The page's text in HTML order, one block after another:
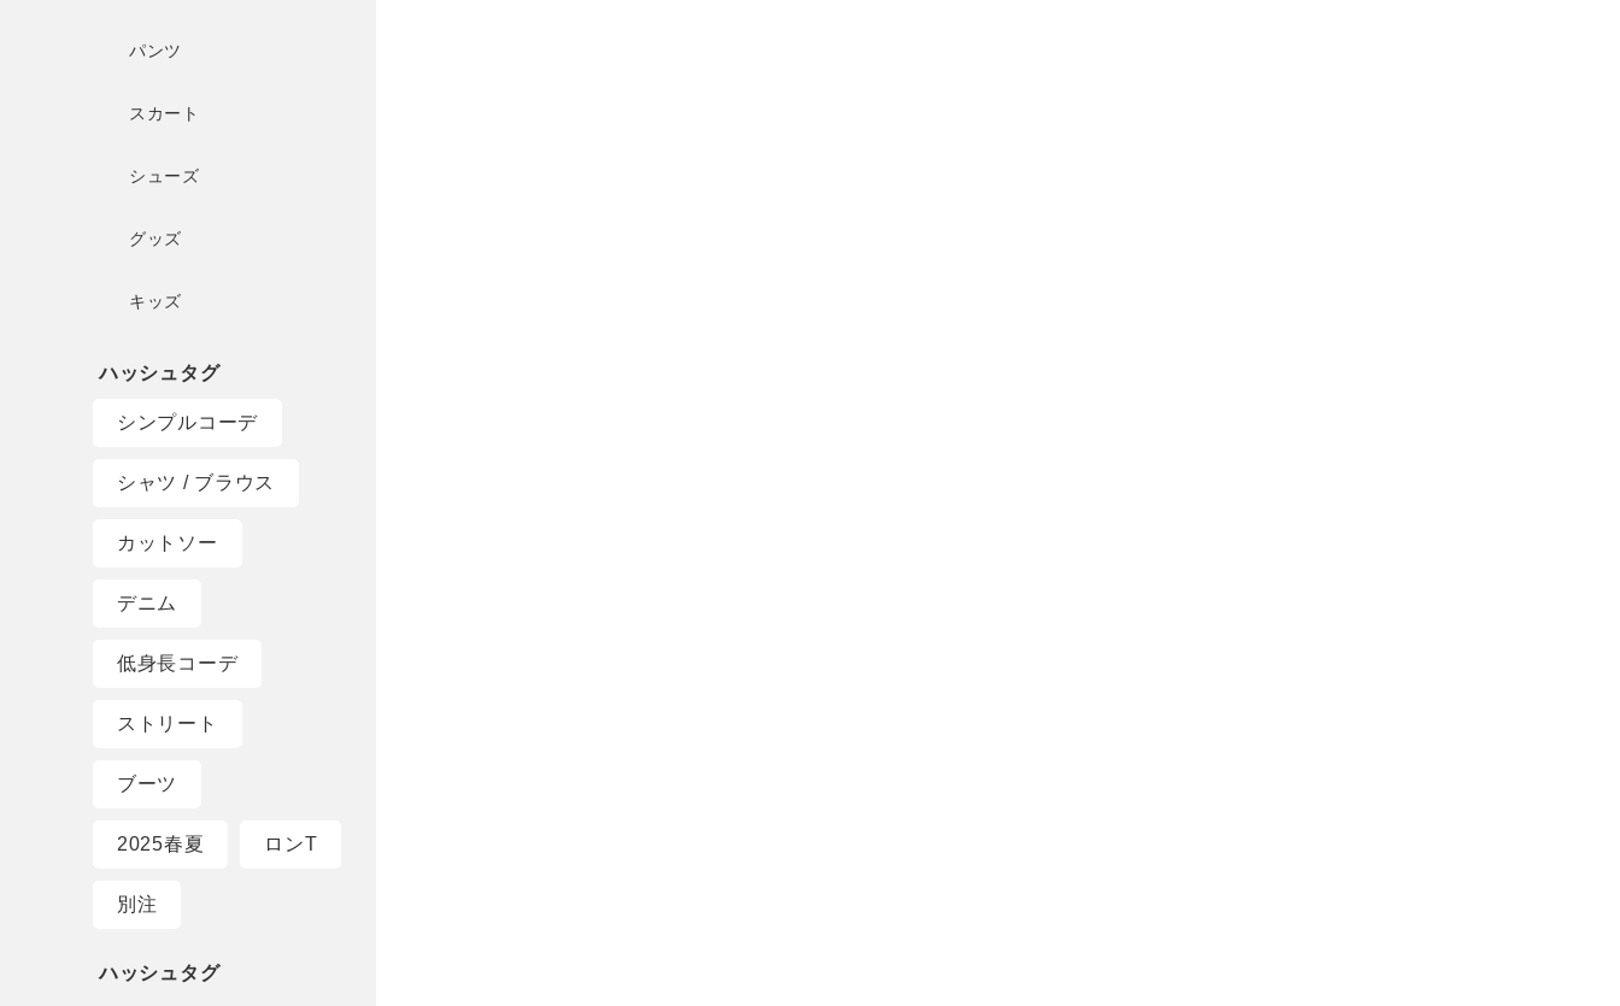
パンツ
スカート
シューズ
グッズ
キッズ
シンプルコーデ
シャツ / ブラウス
カットソー
デニム
低身長コーデ
ストリート
ブーツ
2025春夏 ロンT
別注